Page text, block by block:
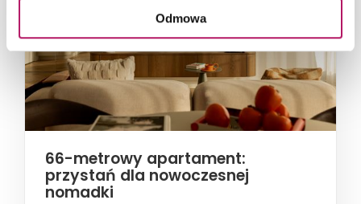
Odmowa
66-metrowy apartament:
przystań dla nowoczesnej
nomadki